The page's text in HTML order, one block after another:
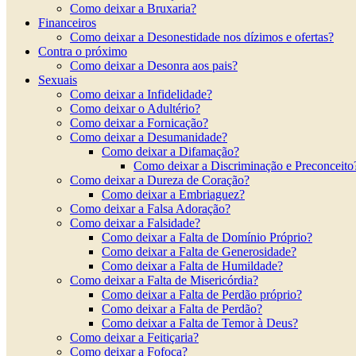
Como deixar a Bruxaria?
Financeiros
Como deixar a Desonestidade nos dízimos e ofertas?
Contra o próximo
Como deixar a Desonra aos pais?
Sexuais
Como deixar a Infidelidade?
Como deixar o Adultério?
Como deixar a Fornicação?
Como deixar a Desumanidade?
Como deixar a Difamação?
Como deixar a Discriminação e
Como deixar a Dureza de Coração?
Como deixar a Embriaguez?
Como deixar a Falsa Adoração?
Como deixar a Falsidade?
Como deixar a Falta de Domínio Próprio?
Como deixar a Falta de Generosidade?
Como deixar a Falta de Humildade?
Como deixar a Falta de Misericórdia?
Como deixar a Falta de Perdão próprio?
Como deixar a Falta de Perdão?
Como deixar a Falta de Temor à Deus?
Como deixar a Feitiçaria?
Como deixar a Fofoca?